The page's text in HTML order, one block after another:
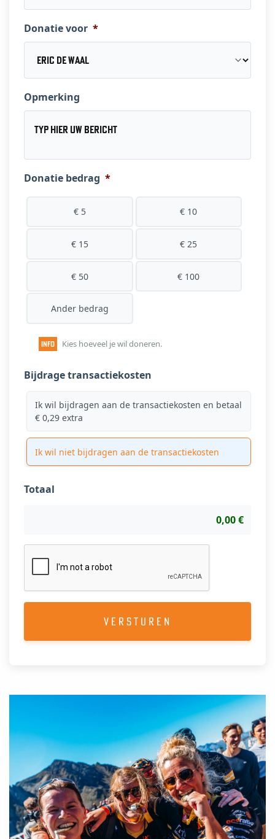
Donatie voor *
Opmerking
Donatie bedrag *
€ 5 € 10
€ 15 € 25
€ 50 € 100
Ander bedrag
Kies hoeveel je wil doneren.
Bijdrage transactiekosten
Ik wil bijdragen aan de transactiekosten en betaal
€ 0,29 extra
Ik wil niet bijdragen aan de transactiekosten
Totaal
0,00 €